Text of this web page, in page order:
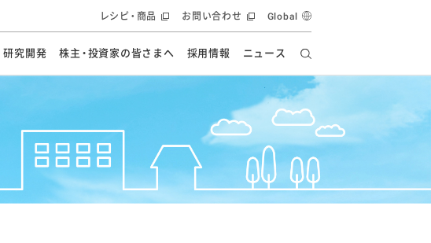
マヨテラス（見学施設） オフィシャルブログ
食と健康への貢献
ガバナンス
各種報告書
統合報告書
研究開発
学会発表・論文 イノベーションストーリー
株主・投資家の皆さまへ
IRカレンダー
電子公告 統合報告書
採用情報 ニュース
レシピ・商品
体験・エンタメ
お問い合わせ Global